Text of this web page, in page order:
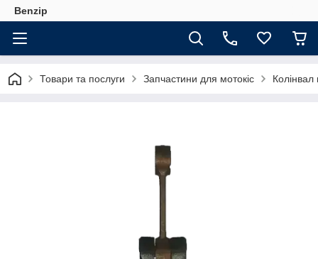
Benzip
Товари та послуги Запчастини для мотокіс